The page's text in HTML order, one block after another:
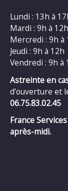
Lundi : 13h à
Mardi : 9h à
Mercredi : 9h à
Jeudi : 9h à 12h
Vendredi : 9h à
Astreinte en
d’ouverture et
06.75.83.02.45
France
après-midi.